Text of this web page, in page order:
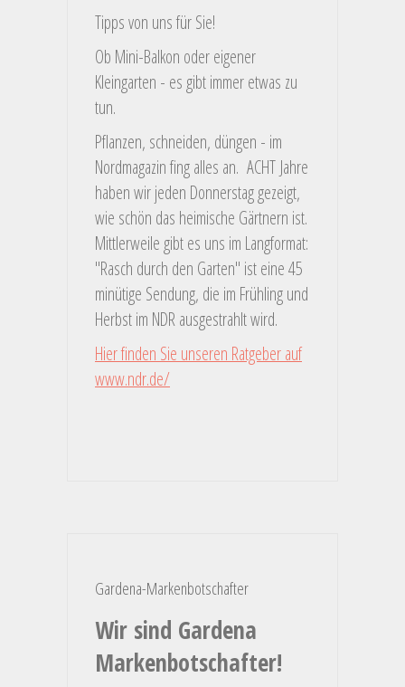
Tipps von uns für Sie!
Ob Mini-Balkon oder eigener
Kleingarten - es gibt immer etwas zu
tun.
Pflanzen, schneiden, düngen - im
Nordmagazin fing alles an. ACHT Jahre
haben wir jeden Donnerstag gezeigt,
wie schön das heimische Gärtnern ist.
Mittlerweile gibt es uns im Langformat:
"Rasch durch den Garten" ist eine 45
minütige Sendung, die im Frühling und
Herbst im NDR ausgestrahlt wird.
Hier finden Sie unseren Ratgeber auf
www.ndr.de/
Gardena-Markenbotschafter
Wir sind Gardena
Markenbotschafter!